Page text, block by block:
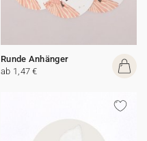
Runde Anhänger
ab 1,47 €